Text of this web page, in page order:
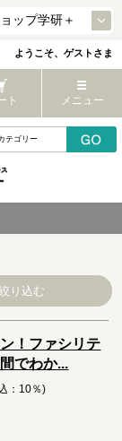
ようこそ、ゲストさま
ト メニュー
り込む
！ファシリテ
でわか...
：10％)